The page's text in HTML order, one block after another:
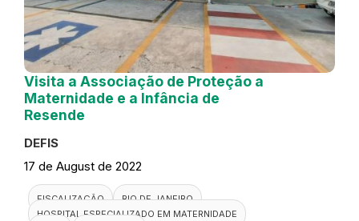
Visita a Associação de Proteção a
Maternidade e a Infância de
Resende
DEFIS
17 de August de 2022
FISCALIZAÇÃO
RIO DE JANEIRO
HOSPITAL ESPECIALIZADO EM MATERNIDADE